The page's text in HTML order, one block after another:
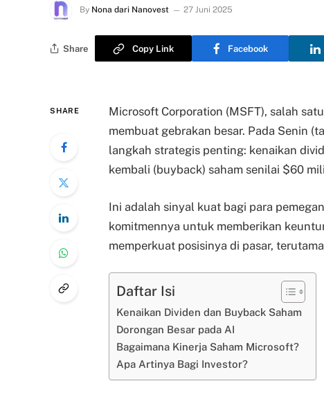
By Nona dari Nanovest 27 Juni 2025
Share Copy Link Facebook
SHARE
Microsoft Corporation (MSFT), salah
membuat gebrakan besar. Pada Senin
langkah strategis penting: kenaikan
kembali (buyback) saham senilai $60
Ini adalah sinyal kuat bagi para
komitmennya untuk memberikan
memperkuat posisinya di pasar,
Daftar Isi
Kenaikan Dividen dan Buyback Saham
Dorongan Besar pada AI
Bagaimana Kinerja Saham Microsoft?
Apa Artinya Bagi Investor?